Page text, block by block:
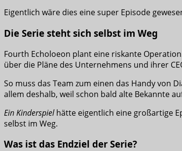
Eigentlich wäre dies eine super Episode
Die Serie steht sich selbst im Weg
Fourth Echoloeon plant eine riskante
über die Pläne des Unternehmens und ihrer
So muss das Team zum einen das Handy von
allem deshalb, weil schon bald alte Bekannte
Ein Kinderspielhätte eigentlich eine großartige
selbst im Weg.
Was ist das Endziel der Serie?